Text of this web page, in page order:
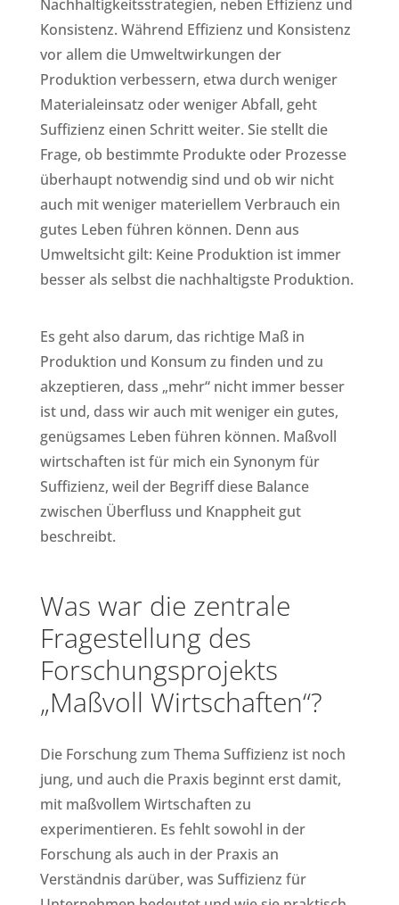
Nachhaltigkeitsstrategien, neben Effizienz und
Konsistenz. Während Effizienz und Konsistenz
vor allem die Umweltwirkungen der
Produktion verbessern, etwa durch weniger
Materialeinsatz oder weniger Abfall, geht
Suffizienz einen Schritt weiter. Sie stellt die
Frage, ob bestimmte Produkte oder Prozesse
überhaupt notwendig sind und ob wir nicht
auch mit weniger materiellem Verbrauch ein
gutes Leben führen können. Denn aus
Umweltsicht gilt: Keine Produktion ist immer
besser als selbst die nachhaltigste Produktion.
Es geht also darum, das richtige Maß in
Produktion und Konsum zu finden und zu
akzeptieren, dass „mehr“ nicht immer besser
ist und, dass wir auch mit weniger ein gutes,
genügsames Leben führen können. Maßvoll
wirtschaften ist für mich ein Synonym für
Suffizienz, weil der Begriff diese Balance
zwischen Überfluss und Knappheit gut
beschreibt.
Was war die zentrale
Fragestellung des
Forschungsprojekts
„Maßvoll Wirtschaften“?
Die Forschung zum Thema Suffizienz ist noch
jung, und auch die Praxis beginnt erst damit,
mit maßvollem Wirtschaften zu
experimentieren. Es fehlt sowohl in der
Forschung als auch in der Praxis an
Verständnis darüber, was Suffizienz für